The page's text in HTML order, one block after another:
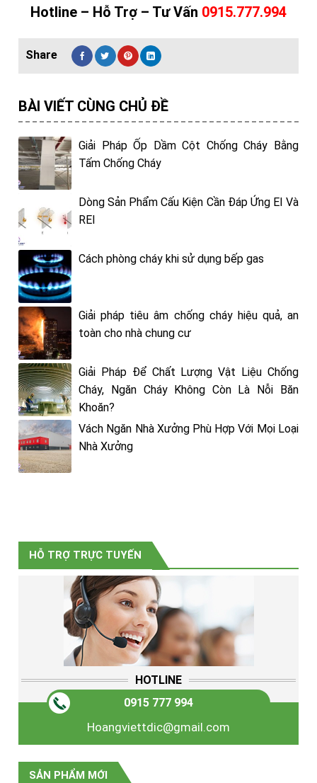
Hotline – Hỗ Trợ – Tư Vấn 0915.777.994
BÀI VIẾT CÙNG CHỦ ĐỀ
Giải Pháp Ốp Dầm Cột Chống Cháy Bằng
Tấm Chống Cháy
Dòng Sản Phẩm Cấu Kiện Cần Đáp Ứng EI Và
REI
Cách phòng cháy khi sử dụng bếp gas
Giải pháp tiêu âm chống cháy hiệu quả, an
toàn cho nhà chung cư
Giải Pháp Để Chất Lượng Vật Liệu Chống
Cháy, Ngăn Cháy Không Còn Là Nỗi Băn
Khoăn?
Vách Ngăn Nhà Xưởng Phù Hợp Với Mọi Loại
Nhà Xưởng
HỖ TRỢ TRỰC TUYẾN
HOTLINE
0915 777 994
Hoangviettdic@gmail.com
SẢN PHẨM MỚI